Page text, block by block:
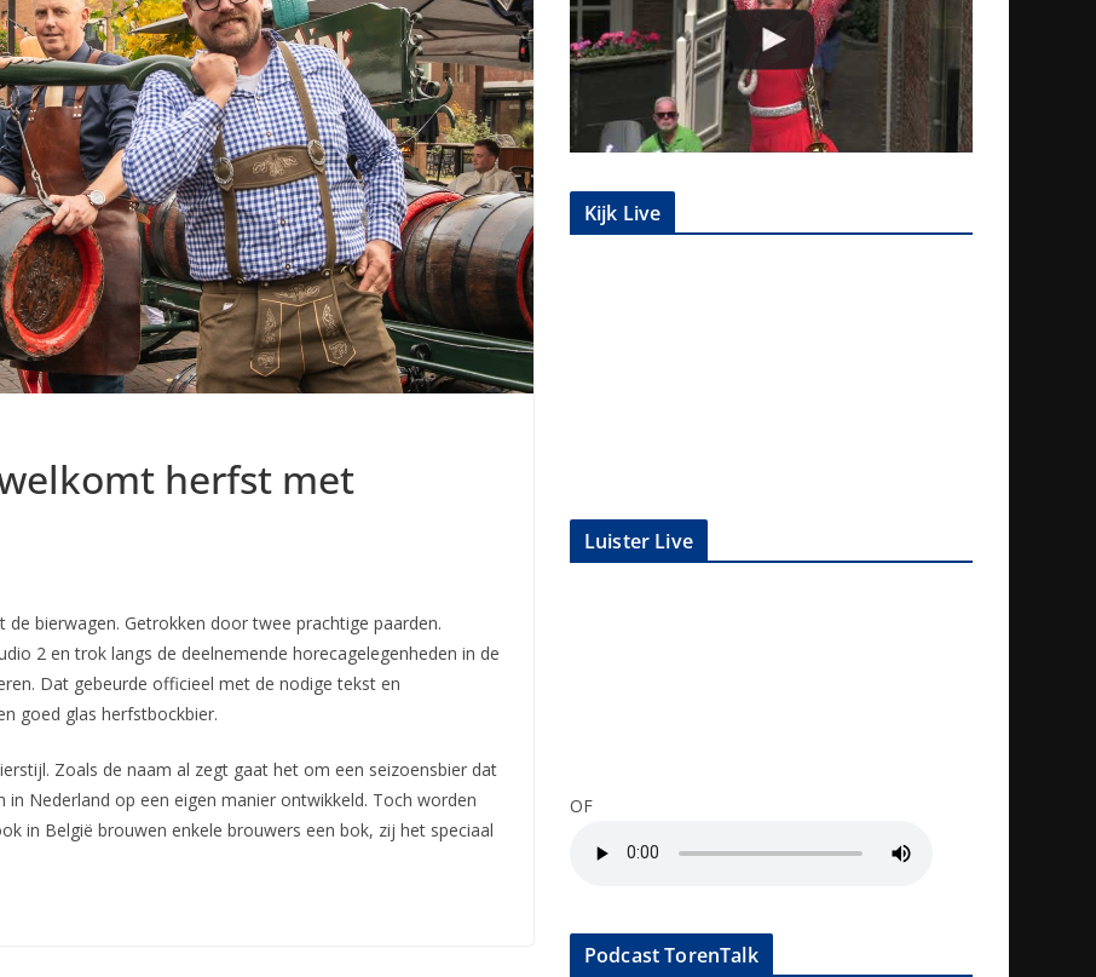
herfst met
bierwagen. Getrokken door twee prachtige paarden.
2 en trok langs de deelnemende horecagelegenheden in de
Dat gebeurde officieel met de nodige tekst en
goed glas herfstbockbier.
Zoals de naam al zegt gaat het om een seizoensbier dat
Nederland op een eigen manier ontwikkeld. Toch worden
in België brouwen enkele brouwers een bok, zij het speciaal
Kijk Live
Luister Live
OF
Podcast TorenTalk